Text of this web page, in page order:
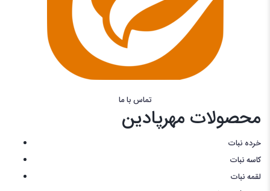
تماس با ما
محصولات مهرپادین
خرده نبات
کاسه نبات
لقمه نبات